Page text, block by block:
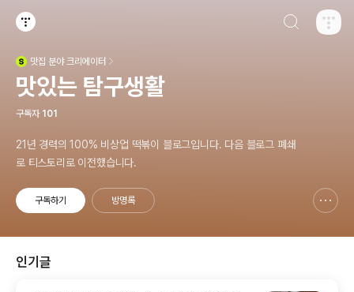
맛집 분야 크리에이터
맛있는 탐구생활
구독자 101
21년 경력의 100% 비상업 떡볶이 블로그입니다. 다음 블로그 폐쇄
로 티스토리로 이전했습니다.
구독하기 방명록
인기글